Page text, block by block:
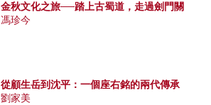
金秋文化之旅──踏上古蜀道，走過劍門關
馮珍今
從顧生岳到沈平：一個座右銘的兩代傳承
劉家美